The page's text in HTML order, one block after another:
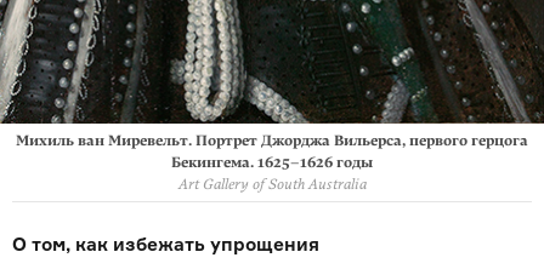
Михиль ван Миревельт. Портрет Джорджа Вильерса, первого герцога
Бекингема. 1625–1626 годы
Art Gallery of South Australia
О том, как избежать упрощения